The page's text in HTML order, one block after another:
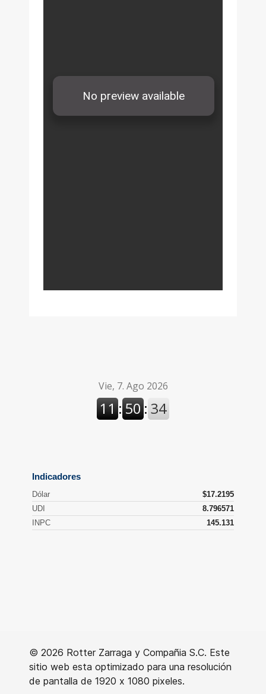
© 2026 Rotter Zarraga y Compañia S.C. Este
sitio web esta optimizado para una resolución
de pantalla de 1920 x 1080 pixeles.